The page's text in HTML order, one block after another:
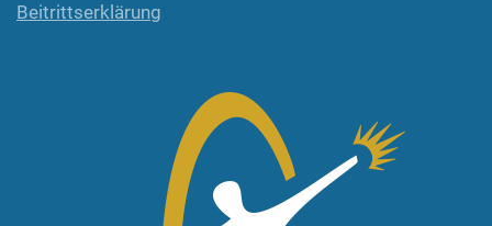
Beitrittserklärung